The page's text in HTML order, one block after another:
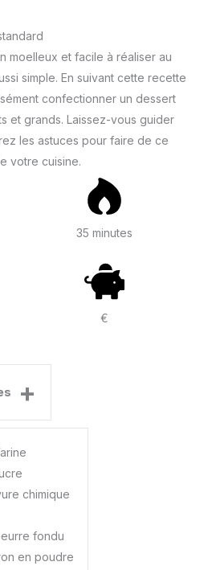
moelleux et facile à réaliser au
simple. En suivant cette recette
confectionner un dessert
et grands. Laissez-vous guider
les astuces pour faire de ce
votre cuisine.
35 minutes
€
+
chimique
fondu
en poudre